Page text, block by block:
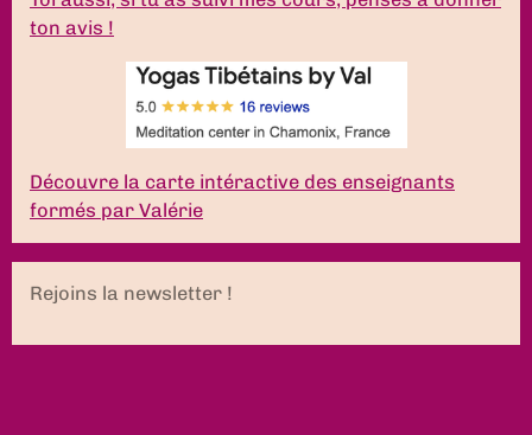
ton avis !
Découvre la carte intéractive des enseignants
formés par Valérie
Rejoins la newsletter !